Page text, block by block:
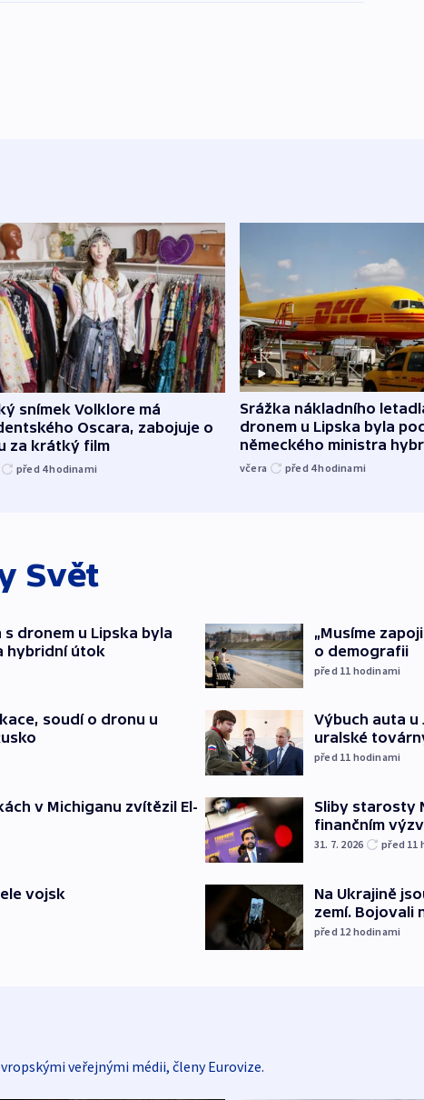
snímek Volklore má
Oscara, zabojuje o
za krátký film
před 4hodinami
Srážka nákladního
dronem u Lipska byla
německého ministra
včera před 4hodinami
Svět
dronem u Lipska byla
hybridní útok
soudí o dronu u
v Michiganu zvítězil El-
vojsk
„Musíme
o demografii
před 11 hodinami
Výbuch auta
uralské
před 11 hodinami
Sliby starosty
finančním
31. 7. 2026 před 11
Na Ukrajině
zemí. Bojovali
před 12 hodinami
veřejnými médii, členy Eurovize.